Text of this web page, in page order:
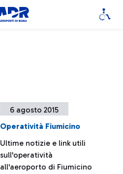
6 agosto 2015
Operatività Fiumicino
Ultime notizie e link utili
sull'operatività
all'aeroporto di Fiumicino